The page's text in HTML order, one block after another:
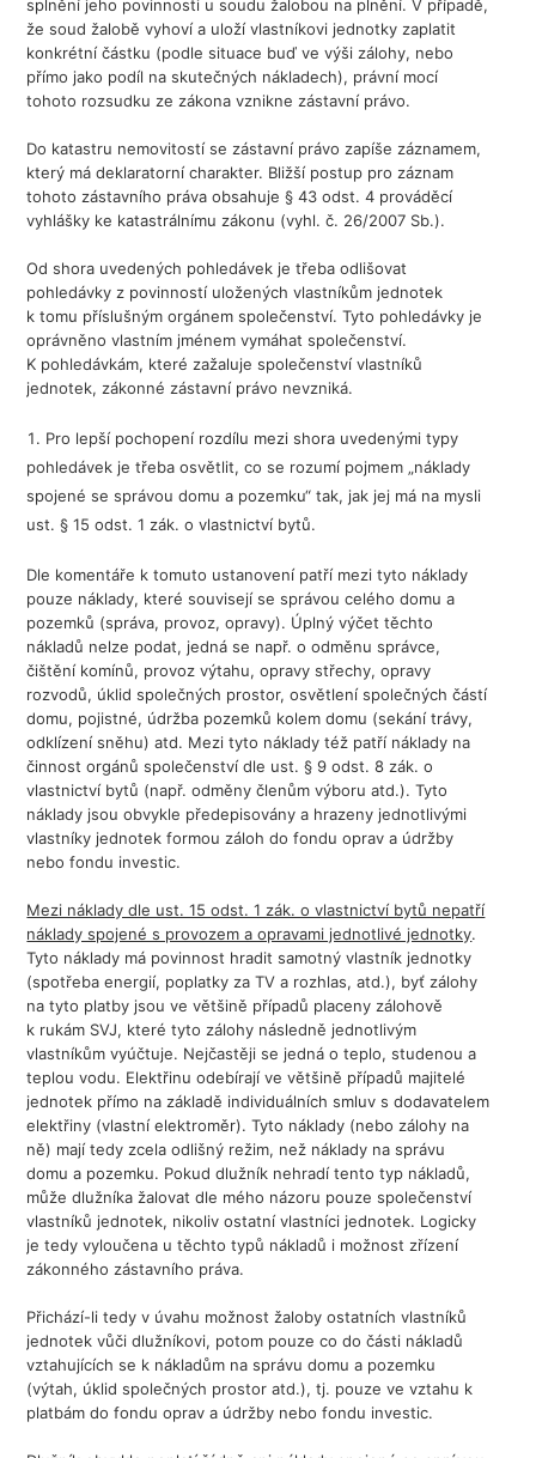
splnění jeho povinnosti u soudu žalobou na plnění. V případě,
že soud žalobě vyhoví a uloží vlastníkovi jednotky zaplatit
konkrétní částku (podle situace buď ve výši zálohy, nebo
přímo jako podíl na skutečných nákladech), právní mocí
tohoto rozsudku ze zákona vznikne zástavní právo.
Do katastru nemovitostí se zástavní právo zapíše záznamem,
který má deklaratorní charakter. Bližší postup pro záznam
tohoto zástavního práva obsahuje § 43 odst. 4 prováděcí
vyhlášky ke katastrálnímu zákonu (vyhl. č. 26/2007 Sb.).
Od shora uvedených pohledávek je třeba odlišovat
pohledávky z povinností uložených vlastníkům jednotek
k tomu příslušným orgánem společenství. Tyto pohledávky je
oprávněno vlastním jménem vymáhat společenství.
K pohledávkám, které zažaluje společenství vlastníků
jednotek, zákonné zástavní právo nevzniká.
Pro lepší pochopení rozdílu mezi shora uvedenými typy
pohledávek je třeba osvětlit, co se rozumí pojmem „náklady
spojené se správou domu a pozemku“ tak, jak jej má na mysli
ust. § 15 odst. 1 zák. o vlastnictví bytů.
Dle komentáře k tomuto ustanovení patří mezi tyto náklady
pouze náklady, které souvisejí se správou celého domu a
pozemků (správa, provoz, opravy). Úplný výčet těchto
nákladů nelze podat, jedná se např. o odměnu správce,
čištění komínů, provoz výtahu, opravy střechy, opravy
rozvodů, úklid společných prostor, osvětlení společných částí
domu, pojistné, údržba pozemků kolem domu (sekání trávy,
odklízení sněhu) atd. Mezi tyto náklady též patří náklady na
činnost orgánů společenství dle ust. § 9 odst. 8 zák. o
vlastnictví bytů (např. odměny členům výboru atd.). Tyto
náklady jsou obvykle předepisovány a hrazeny jednotlivými
vlastníky jednotek formou záloh do fondu oprav a údržby
nebo fondu investic.
Mezi náklady dle ust. 15 odst. 1 zák. o vlastnictví bytů nepatří
náklady spojené s provozem a opravami jednotlivé jednotky.
Tyto náklady má povinnost hradit samotný vlastník jednotky
(spotřeba energií, poplatky za TV a rozhlas, atd.), byť zálohy
na tyto platby jsou ve většině případů placeny zálohově
k rukám SVJ, které tyto zálohy následně jednotlivým
vlastníkům vyúčtuje. Nejčastěji se jedná o teplo, studenou a
teplou vodu. Elektřinu odebírají ve většině případů majitelé
jednotek přímo na základě individuálních smluv s dodavatelem
elektřiny (vlastní elektroměr). Tyto náklady (nebo zálohy na
ně) mají tedy zcela odlišný režim, než náklady na správu
domu a pozemku. Pokud dlužník nehradí tento typ nákladů,
může dlužníka žalovat dle mého názoru pouze společenství
vlastníků jednotek, nikoliv ostatní vlastníci jednotek. Logicky
je tedy vyloučena u těchto typů nákladů i možnost zřízení
zákonného zástavního práva.
Přichází-li tedy v úvahu možnost žaloby ostatních vlastníků
jednotek vůči dlužníkovi, potom pouze co do části nákladů
vztahujících se k nákladům na správu domu a pozemku
(výtah, úklid společných prostor atd.), tj. pouze ve vztahu k
platbám do fondu oprav a údržby nebo fondu investic.